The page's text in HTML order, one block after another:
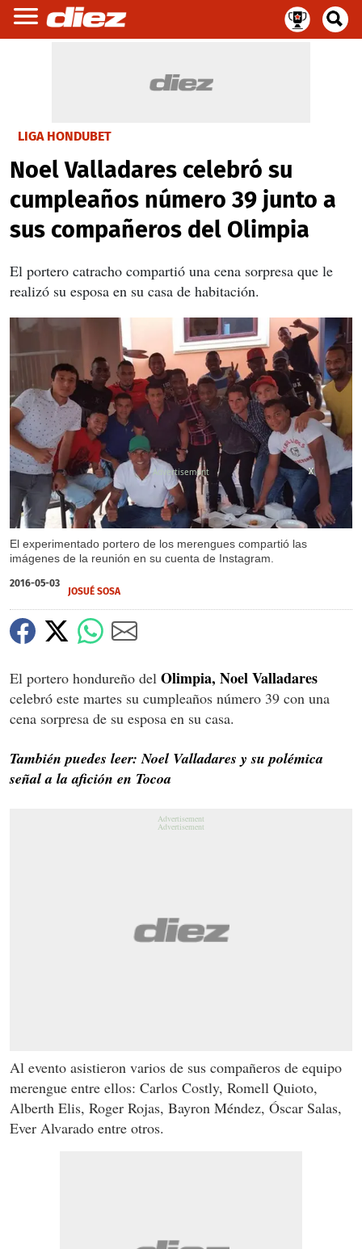
LIGA HONDUBET
Noel Valladares celebró su
cumpleaños número 39 junto a
sus compañeros del Olimpia
El portero catracho compartió una cena sorpresa que le
realizó su esposa en su casa de habitación.
El experimentado portero de los merengues compartió las
imágenes de la reunión en su cuenta de Instagram.
X
X
2016-05-03
JOSUÉ SOSA
El portero hondureño del Olimpia, Noel Valladares
celebró este martes su cumpleaños número 39 con una
cena sorpresa de su esposa en su casa.
También puedes leer: Noel Valladares y su polémica
señal a la afición en Tocoa
Al evento asistieron varios de sus compañeros de equipo
merengue entre ellos: Carlos Costly, Romell Quioto,
Alberth Elis, Roger Rojas, Bayron Méndez, Óscar Salas,
Ever Alvarado entre otros.